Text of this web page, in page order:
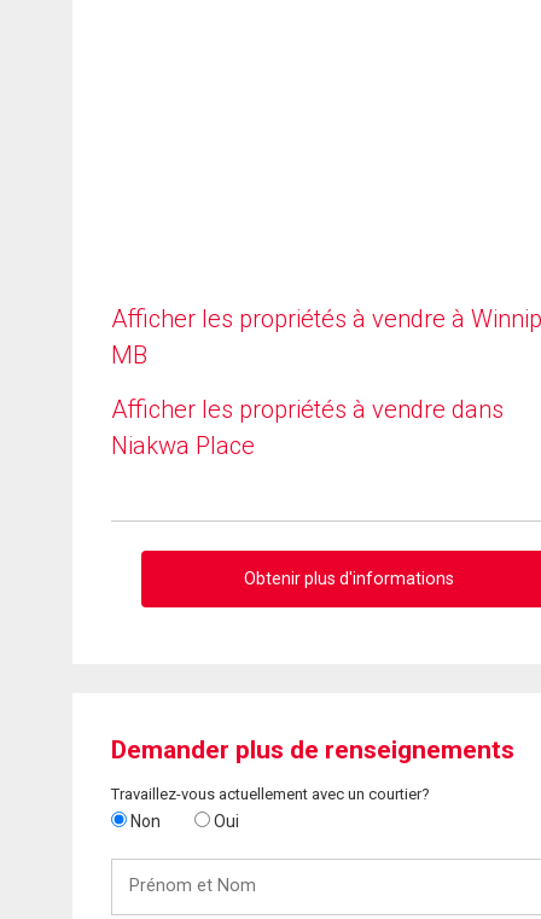
Afficher les propriétés à vendre à
MB
Afficher les propriétés à vendre dans
Niakwa Place
Obtenir plus d'informations
Demander plus de renseignements
Travaillez-vous actuellement avec un courtier?
Non Oui
Nom